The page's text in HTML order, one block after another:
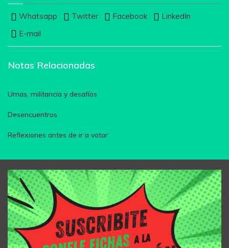
Whatsapp Twitter Facebook
LinkedIn
E-mail
Notas Relacionadas
Urnas, militancia y desafíos
Desencuentros
Reflexiones antes de ir a votar